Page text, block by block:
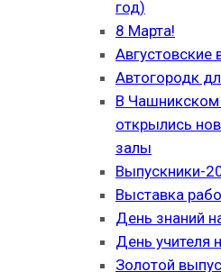
год)
8 Марта!
Августовские
Автогородк
В Чашникском
открылись
залы
Выпускники-
Выставка
День знаний
День учителя
Золотой